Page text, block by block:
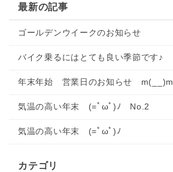
最新の記事
ゴールデンウイークのお知らせ
バイク乗るにはとても良い季節です♪
年末年始 営業日のお知らせ m(__)m
気温の高い年末 (=ﾟωﾟ)ﾉ No.2
気温の高い年末 (=ﾟωﾟ)ﾉ
カテゴリ